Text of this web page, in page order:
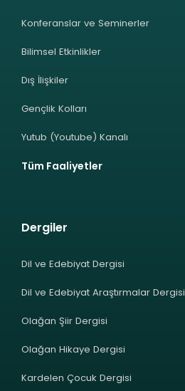
Konferanslar ve Seminerler
Bilimsel Etkinlikler
Dış İlişkiler
Gençlik Kolları
Yutub (Youtube) Kanalı
Tüm Faaliyetler
Dergiler
Dil ve Edebiyat Dergisi
Dil ve Edebiyat Araştırmalar Dergisi
Olağan Şiir Dergisi
Olağan Hikaye Dergisi
Kardelen Çocuk Dergisi